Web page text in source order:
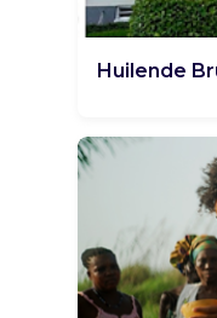
Huilende